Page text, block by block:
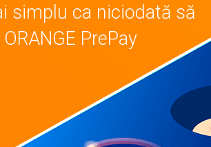
simplu ca niciodată să
PrePay